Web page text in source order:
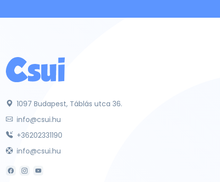
1097 Budapest, Táblás utca 36.
info@csui.hu
+36202331190
info@csui.hu